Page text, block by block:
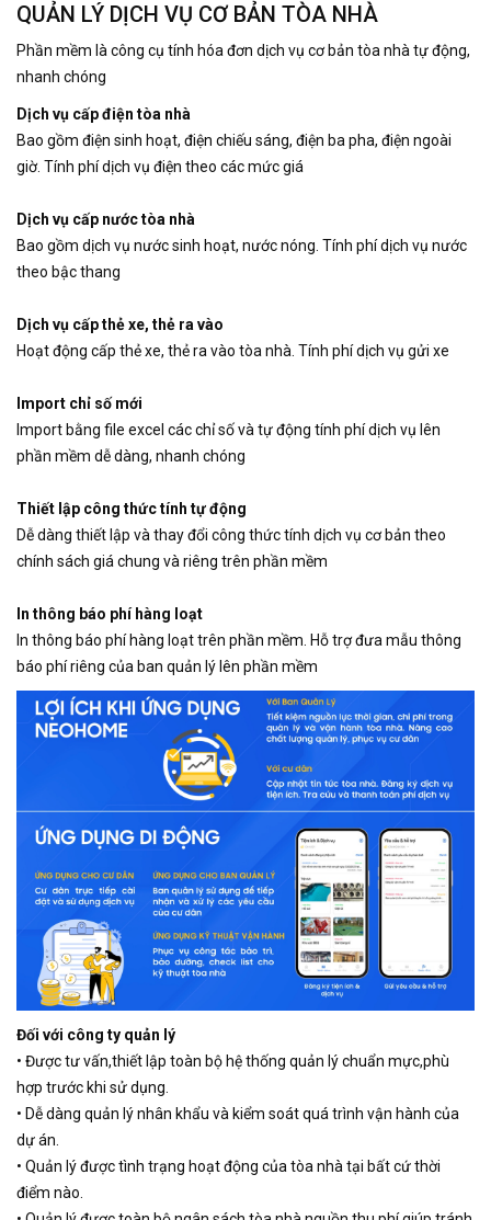
QUẢN LÝ DỊCH VỤ CƠ BẢN TÒA NHÀ
Phần mềm là công cụ tính hóa đơn dịch vụ cơ bản tòa nhà tự động,
nhanh chóng
Dịch vụ cấp điện tòa nhà
Bao gồm điện sinh hoạt, điện chiếu sáng, điện ba pha, điện ngoài
giờ. Tính phí dịch vụ điện theo các mức giá
Dịch vụ cấp nước tòa nhà
Bao gồm dịch vụ nước sinh hoạt, nước nóng. Tính phí dịch vụ nước
theo bậc thang
Dịch vụ cấp thẻ xe, thẻ ra vào
Hoạt động cấp thẻ xe, thẻ ra vào tòa nhà. Tính phí dịch vụ gửi xe
Import chỉ số mới
Import bằng file excel các chỉ số và tự động tính phí dịch vụ lên
phần mềm dễ dàng, nhanh chóng
Thiết lập công thức tính tự động
Dễ dàng thiết lập và thay đổi công thức tính dịch vụ cơ bản theo
chính sách giá chung và riêng trên phần mềm
In thông báo phí hàng loạt
In thông báo phí hàng loạt trên phần mềm. Hỗ trợ đưa mẫu thông
báo phí riêng của ban quản lý lên phần mềm
Đối với công ty quản lý
• Được tư vấn,thiết lập toàn bộ hệ thống quản lý chuẩn mực,phù
hợp trước khi sử dụng.
• Dễ dàng quản lý nhân khẩu và kiểm soát quá trình vận hành của
dự án.
• Quản lý được tình trạng hoạt động của tòa nhà tại bất cứ thời
điểm nào.